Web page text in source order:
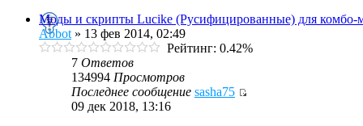
Моды и скрипты Lucike (Русифицированные) для комбо-
Abbot» 13 фев 2014, 02:49
Рейтинг: 0.42%
7 Ответов
134994 Просмотров
Последнее сообщение sasha75
09 дек 2018, 13:16